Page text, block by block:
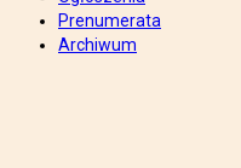
Prenumerata
Archiwum